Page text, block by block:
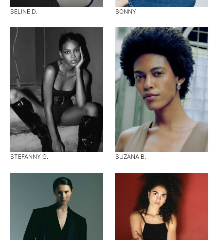
SELINE D. SONNY
STEFANNY G. SUZANA B.